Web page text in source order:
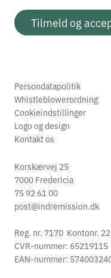
Tilmeld og
Persondatapolitik
Whistleblowerordning
Cookieindstillinger
Logo og design
Kontakt os
Korskærvej 25
7000 Fredericia
75 92 61 00
post@indremission.dk
Reg. nr. 7170 Kontonr.
CVR-nummer: 65219115
EAN-nummer: